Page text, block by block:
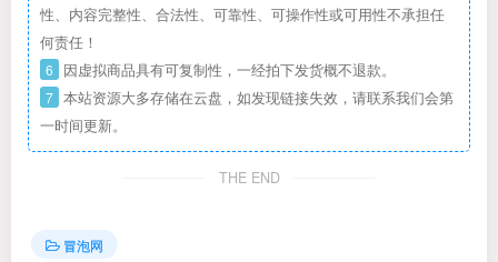
性、内容完整性、合法性、可靠性、可操作性或可用性不承担任
何责任！
6 因虚拟商品具有可复制性，一经拍下发货概不退款。
7 本站资源大多存储在云盘，如发现链接失效，请联系我们会第
一时间更新。
THE END
冒泡网